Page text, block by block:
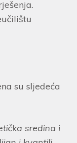
su sljedeća
sredina i